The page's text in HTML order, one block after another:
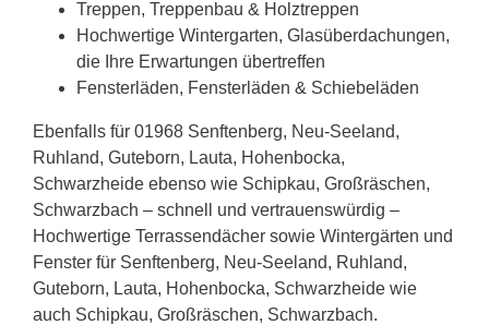
Treppen, Treppenbau & Holztreppen
Hochwertige Wintergarten, Glasüberdachungen,
die Ihre Erwartungen übertreffen
Fensterläden, Fensterläden & Schiebeläden
Ebenfalls für 01968 Senftenberg, Neu-Seeland,
Ruhland, Guteborn, Lauta, Hohenbocka,
Schwarzheide ebenso wie Schipkau, Großräschen,
Schwarzbach – schnell und vertrauenswürdig –
Hochwertige Terrassendächer sowie Wintergärten und
Fenster für Senftenberg, Neu-Seeland, Ruhland,
Guteborn, Lauta, Hohenbocka, Schwarzheide wie
auch Schipkau, Großräschen, Schwarzbach.